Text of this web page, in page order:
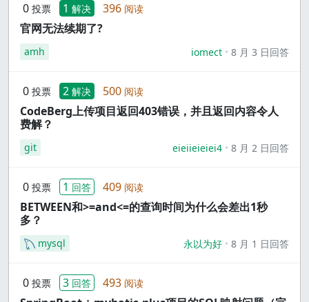
0 投票 1 解决 396 阅读
官网无法续期了?
amh iomect 8 月 3 日回答
0 投票 2 解决 500 阅读
CodeBerg上传项目返回403错误，并且返回内容令人
费解？
git eieiieieiei4 8 月 2 日回答
0 投票 1 回答 409 阅读
BETWEEN和>=and<=的查询时间为什么会差出1秒
多？
mysql 永以为好 8 月 1 日回答
0 投票 3 回答 493 阅读